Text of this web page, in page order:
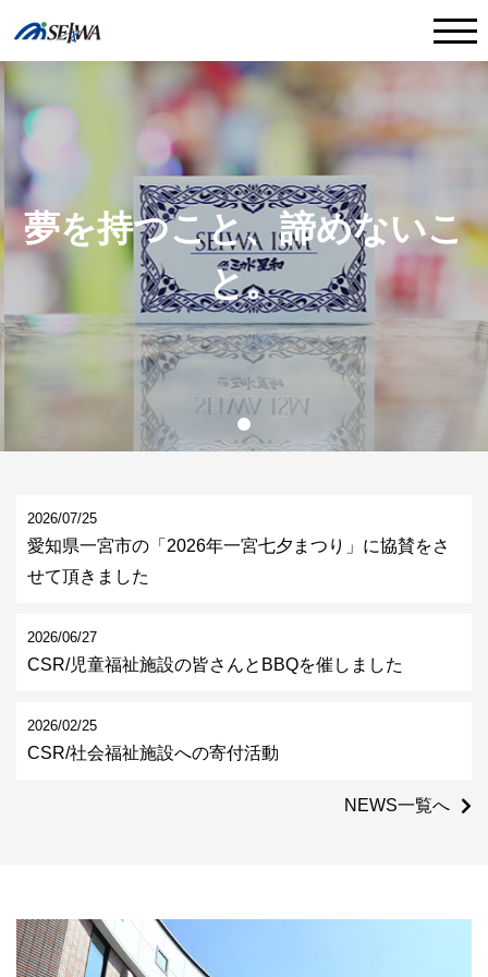
TOP
社員インタビュー
新卒採用情報
中途採用情報
コーポレートサイトへ
夢を持つこと、諦めないこ
と。
2026/07/25
愛知県一宮市の「2026年一宮七夕まつり」に協賛をさ
せて頂きました
2026/06/27
CSR/児童福祉施設の皆さんとBBQを催しました
2026/02/25
CSR/社会福祉施設への寄付活動
NEWS一覧へ